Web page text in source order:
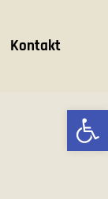
Kontakt